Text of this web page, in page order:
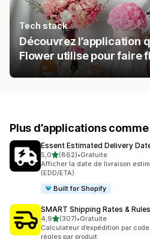
Tech stack
Découvrez l’application
Flower utilise pour faire
Plus d’applications
Essent Estimated Delivery
5,0étoile(s) sur 5
(862)
862 avis au total
•Gratuite
Afficher la date de livraison
(EDD/ETA)
Built for Shopify
SMART Shipping Rates & Rules
4,9étoile(s) sur 5
(307)
307 avis au total
•Gratuite
Calculateur d’expédition par
règles par produit